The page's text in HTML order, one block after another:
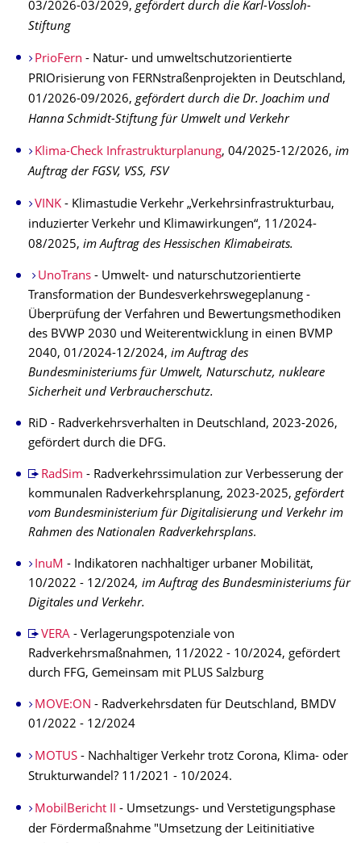
03/2026-03/2029,gefördert durch die Karl-Vossloh-
Stiftung
PrioFern - Natur- und umweltschutzo­rientierte
PRIOrisierung von FERNstraßenpro­jekten in Deutschland,
01/2026-09/2026,gefördert durch die Dr. Joachim und
Hanna Schmidt-Stiftung für Umwelt und Verkehr
Klima-Check Infrastrukturplanung, 04/2025-12/2026, im
Auftrag der FGSV, VSS, FSV
VINK- Klimastudie Verkehr „Verkehrsinfrastrukturbau,
induzierter Verkehr und Klimawirkungen“, 11/2024-
08/2025, im Auftrag des Hessischen Klimabeirats.
UnoTrans- Umwelt- und naturschutzorientierte
Transformation der Bundesverkehrswegeplanung -
Überprüfung der Verfahren und Bewertungsmethodiken
des BVWP 2030 und Weiterentwicklung in einen BVMP
2040, 01/2024-12/2024, im Auftrag des
Bundesministeriums für Umwelt, Naturschutz, nukleare
Sicherheit und Verbraucherschutz.
RiD - Radverkehrsverhalten in Deutschland, 2023-2026,
gefördert durch die DFG.
RadSim - Radverkehrssimulation zur Verbesserung der
kommunalen Radverkehrsplanung, 2023-2025,gefördert
vom Bundesministerium für Digitalisierung und Verkehr im
Rahmen des Nationalen Radverkehrsplans.
InuM - Indikatoren nachhaltiger urbaner Mobilität,
10/2022 - 12/2024, im Auftrag des Bundesministeriums für
Digitales und Verkehr.
VERA - Verlagerungspotenziale von
Radverkehrsmaßnahmen, 11/2022 - 10/2024, gefördert
durch FFG, Gemeinsam mit PLUS Salzburg
MOVE:ON - Radverkehrsdaten für Deutschland, BMDV
01/2022 - 12/2024
MOTUS- Nachhaltiger Verkehr trotz Corona, Klima- oder
Strukturwandel? 11/2021 - 10/2024.
MobilBericht II - Umsetzungs- und Verstetigungsphase
der Fördermaßnahme "Umsetzung der Leitinitiative